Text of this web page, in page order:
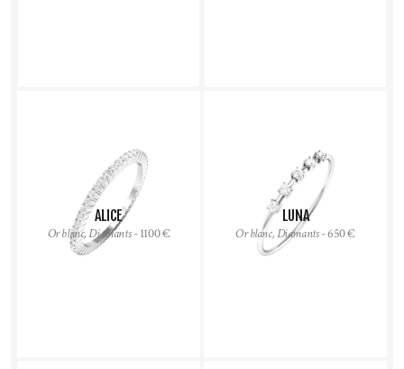
ALICE
Or blanc, Diamants- 1100 €
LUNA
Or blanc, Diamants- 650 €